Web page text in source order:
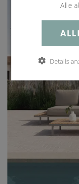
Alle
Details